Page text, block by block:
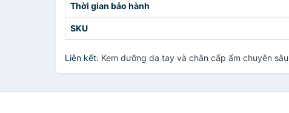
Thời gian bảo hành
SKU
Liên kết: Kem dưỡng da tay và chân cấp ẩm chuyên